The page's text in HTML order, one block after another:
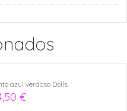
azul verdoso Dolls
€